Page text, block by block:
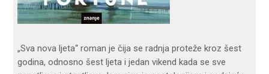
„Sva nova ljeta“ roman je čija se radnja proteže kroz šest
godina, odnosno šest ljeta i jedan vikend kada se sve